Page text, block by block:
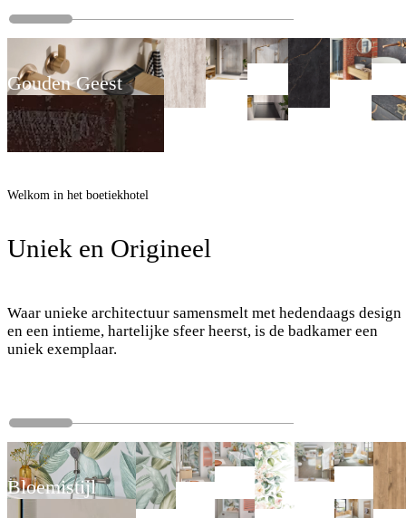
Gouden Geest
Welkom in het boetiekhotel
Uniek en Origineel
Waar unieke architectuur samensmelt met hedendaags design
en een intieme, hartelijke sfeer heerst, is de badkamer een
uniek exemplaar.
Bloemistijl